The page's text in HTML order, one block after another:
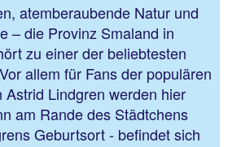
atemberaubende Natur und
– die Provinz Smaland in
zu einer der beliebtesten
allem für Fans der populären
Astrid Lindgren werden hier
am Rande des Städtchens
Geburtsort - befindet sich